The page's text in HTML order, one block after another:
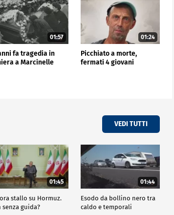
01:57
fa tragedia in
a Marcinelle
01:24
Picchiato a morte,
fermati 4 giovani
VEDI TUTTI
01:45
stallo su Hormuz.
senza guida?
01:44
Esodo da bollino nero tra
caldo e temporali